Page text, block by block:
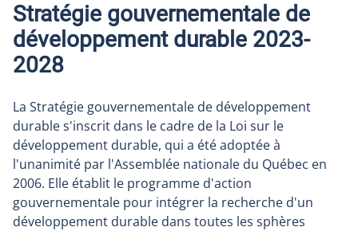
Stratégie gouvernementale de
développement durable 2023-
2028
La Stratégie gouvernementale de développement
durable s'inscrit dans le cadre de la Loi sur le
développement durable, qui a été adoptée à
l'unanimité par l'Assemblée nationale du Québec en
2006. Elle établit le programme d'action
gouvernementale pour intégrer la recherche d'un
développement durable dans toutes les sphères